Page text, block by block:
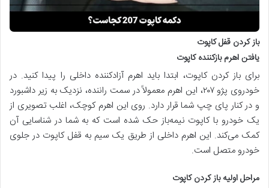
باز کردن قفل کاپوت
یافتن اهرم بازکننده کاپوت
برای باز کردن کاپوت، ابتدا باید اهرم آزادکننده داخلی را پیدا کنید. در
خودروی پژو ۲۰۷، این اهرم معمولاً در سمت راننده، نزدیک به زیر داشبورد
و در کنار پای چپ شما قرار دارد. روی این اهرم کوچک، اغلب تصویری از
یک خودرو با کاپوت نیمه‌باز حک شده است که به شما در شناسایی آن
کمک می‌کند. این اهرم داخلی از طریق یک سیم به قفل کاپوت در جلوی
خودرو متصل است.
مراحل اولیه باز کردن کاپوت